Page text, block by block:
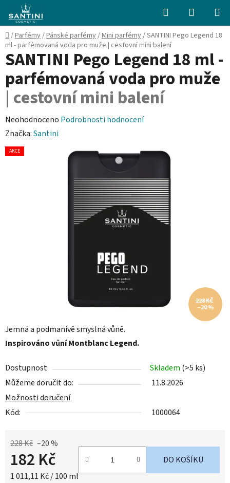
obsah
Hledat
KOŠÍK
Domů
/Parfémy/Pánské parfémy/Mini parfémy/SANTINI Pego Legend 18
ml - parfémovaná voda pro muže | cestovní mini balení
Jemná a podmanivě smyslná vůně.
Inspirováno vůní Montblanc Legend.
Dostupnost Skladem (>5 ks)
Můžeme doručit do:
11.8.2026
Možnosti doručení
Kód:
1000064
228 Kč –20 %
182 Kč
Měrná cena:
1 011,11 Kč / 100 ml
DO KOŠÍKU
SANTINI Pego Legend 18 ml -
parfémovaná voda pro muže
| cestovní mini balení
Průměrné
hodnocení
produktu
Neohodnoceno Podrobnosti hodnocení
Značka:Santini
AKCE
228 KČ
–20 %